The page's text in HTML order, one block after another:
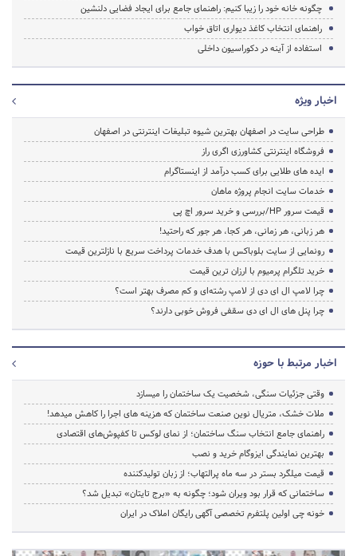
چگونه خانه خود را زیبا کنیم: راهنمای جامع برای ایجاد فضایی دلنشین
راهنمای انتخاب کاغذ دیواری اتاق خواب
استفاده از آینه در دکوراسیون داخلی
اخبار ویژه
طراحی سایت در اصفهان بهترین شیوه تبلیغات اینترنتی در اصفهان
فروشگاه اینترنتی کشاورزی اگری راز
ایده های طلایی برای کسب درآمد از اینستاگرام
خدمات سایت انجام پروژه ماهان
قیمت سرور HP/بررسی و خرید سرور اچ پی
هر زبانی، هر زمانی، هر کجا، هر جور که راحتید!
رونمایی از سایت بلوباکس با هدف خدمات پرداخت سریع با نازلترین قیمت
خرید تلگرام پرمیوم با ارزان ترین قیمت
چرا لامپ ال ای دی از لامپ رشته‌ای و کم مصرف بهتر است؟
چرا پنل های ال ای دی سقفی فروش خوبی دارند؟
اخبار مرتبط با حوزه
وقتی جزئیات سنگی، شخصیت یک ساختمان را میسازد
ملات خشک، متریال نوین صنعت ساختمان که هزینه‌ های اجرا را کاهش میدهد!
راهنمای جامع انتخاب سنگ ساختمان؛ از نمای لوکس تا کفپوش‌های اقتصادی
بهترین نمایندگی ایزوگام خرید و نصب
قیمت میلگرد بستر در سه ماه پرالتهاب؛ از زبان تولیدکننده
ساختمانی که قرار بود ویران شود؛ چگونه به «برج تایتان» تبدیل شد؟
خونه چی اولین پلتفرم تخصصی آگهی رایگان املاک در ایران